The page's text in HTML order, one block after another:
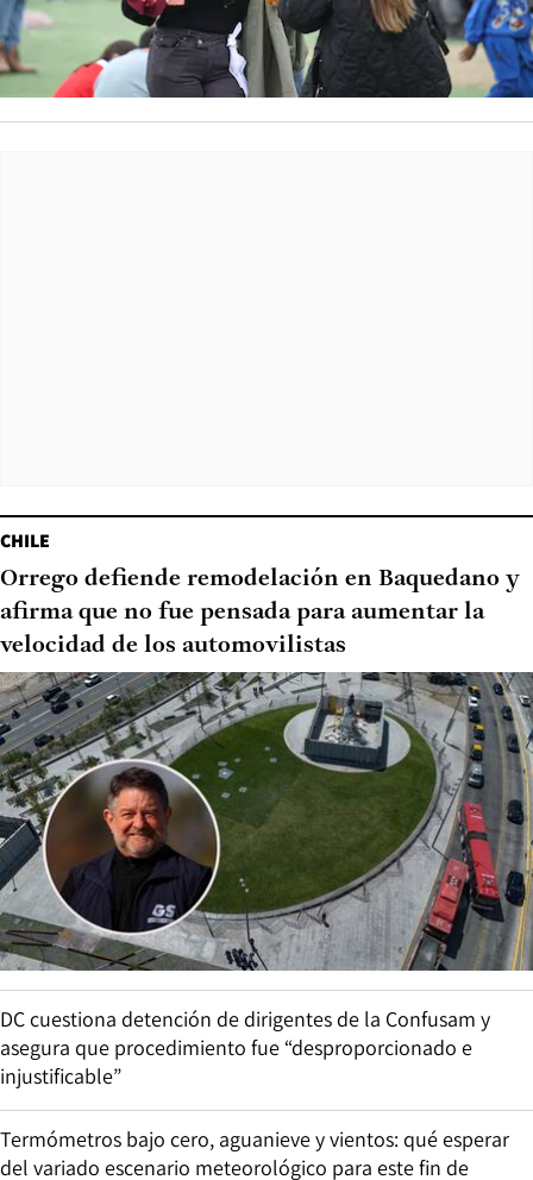
CHILE
Orrego defiende remodelación en Baquedano y
afirma que no fue pensada para aumentar la
velocidad de los automovilistas
DC cuestiona detención de dirigentes de la Confusam y
asegura que procedimiento fue “desproporcionado e
injustificable”
Termómetros bajo cero, aguanieve y vientos: qué esperar
del variado escenario meteorológico para este fin de